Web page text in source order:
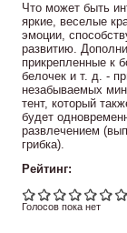
Что может быть
яркие, веселые
эмоции,
развитию.
прикрепленные к
белочек и т. д. -
незабываемых
тент, который
будет
развлечением
грибка).
Рейтинг:
Голосов пока нет